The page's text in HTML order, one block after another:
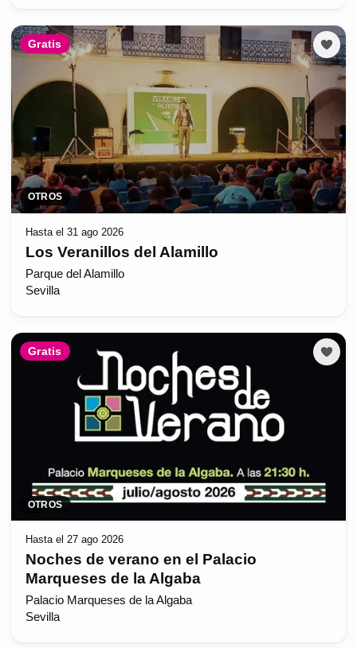
Gratis
OTROS
Hasta el 31 ago 2026
Los Veranillos del Alamillo
Parque del Alamillo
Sevilla
Gratis
OTROS
Hasta el 27 ago 2026
Noches de verano en el Palacio
Marqueses de la Algaba
Palacio Marqueses de la Algaba
Sevilla